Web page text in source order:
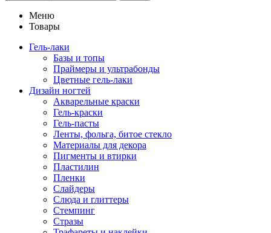
Меню
Товары
Гель-лаки
Базы и топы
Праймеры и ультрабонды
Цветные гель-лаки
Дизайн ногтей
Акварельные краски
Гель-краски
Гель-пасты
Ленты, фольга, битое стекло
Материалы для декора
Пигменты и втирки
Пластилин
Пленки
Слайдеры
Слюда и глиттеры
Стемпинг
Стразы